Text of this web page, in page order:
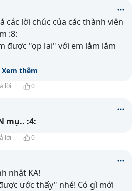
các lời chúc của các thành viên
:8:
được "ọp lai" với em lắm lắm
Xem thêm
lời 0
mụ.. :4:
lời 0
nhật KA!
ước thấy" nhé! Có gì mới